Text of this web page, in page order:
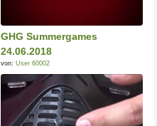
GHG Summergames
24.06.2018
von: User 60002